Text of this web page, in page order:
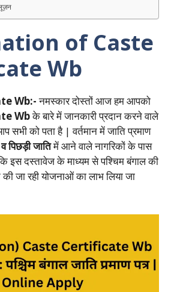
of Caste
Wb
Wb:-नमस्कार दोस्तों आज हम आपको
Wbके बारे में जानकारी प्रदान करने वाले
सभी को पता है | वर्तमान में जाति प्रमाण
पिछड़ी जातिमें आने वाले नागरिकों के पास
इस दस्तावेज के माध्यम से पश्चिम बंगाल की
की जा रही योजनाओं का लाभ लिया जा